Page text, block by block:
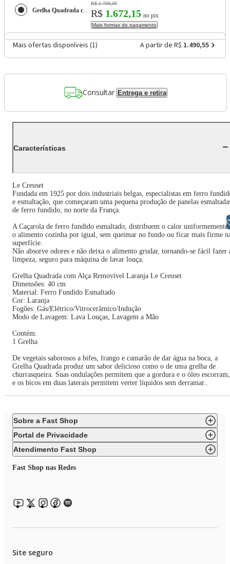
Grelha Quadrada com Alça Removível Laranja Le Creuset
R$ 1.769,00
R$ 1.672,15 no pix
Mais formas de pagamento
Mais ofertas disponíveis (1) A partir de R$ 1.490,55
Consultar Entrega e retira
Características
Le Creuset
Fundada em 1925 por dois industriais belgas, especialistas em ferro
e esmaltação, que começaram uma pequena produção de panelas
de ferro fundido, no norte da França.
A Caçarola de ferro fundido esmaltado, distribuem o calor uniformemente
o alimento cozinha por igual, sem queimar no fundo ou ficar mais firme
superfície.
Não absorve odores e não deixa o alimento grudar, tornando-se fácil fazer
limpeza, seguro para máquina de lavar louça.
Grelha Quadrada com Alça Removível Laranja Le Creuset
Dimensões: 40 cm
Material: Ferro Fundido Esmaltado
Cor: Laranja
Fogões: Gás/Elétrico/Vitrocerâmico/Indução
Modo de Lavagem: Lava Louças, Lavagem a Mão
Contém:
1 Grelha
De vegetais saborosos a bifes, frango e camarão de dar água na boca, a
Grelha Quadrada produz um sabor delicioso como o de uma grelha de
churrasqueira. Suas ondulações permitem que a gordura e o óleo escorram,
e os bicos em duas laterais permitem verter líquidos sem derramar..
Sobre a Fast Shop
Portal de Privacidade
Atendimento Fast Shop
Fast Shop nas Redes
Site seguro
Libras